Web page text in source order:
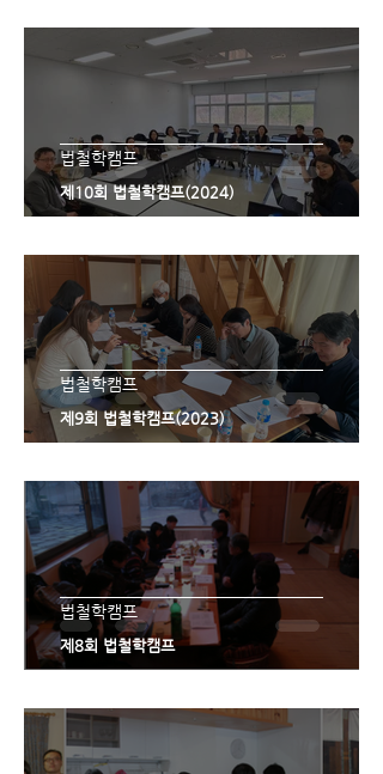
제10회 법철학캠프(2024)
법철학캠프
제9회 법철학캠프(2023)
법철학캠프
제8회 법철학캠프
법철학캠프